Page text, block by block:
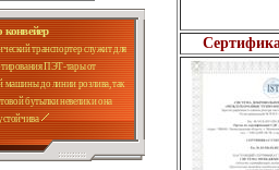
транспортер служит для
ПЭТ-тары от
машины до линии розлива, так
бутылки невелик и она